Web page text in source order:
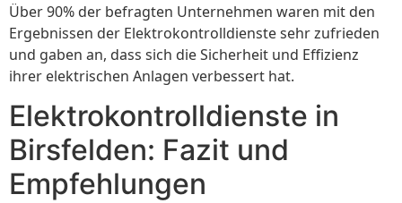
Über 90% der befragten Unternehmen waren mit den
Ergebnissen der Elektrokontrolldienste sehr zufrieden
und gaben an, dass sich die Sicherheit und Effizienz
ihrer elektrischen Anlagen verbessert hat.
Elektrokontrolldienste in
Birsfelden: Fazit und
Empfehlungen